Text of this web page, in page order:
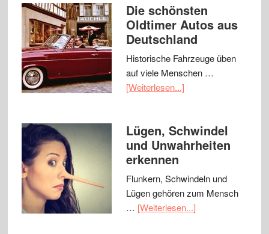
Die schönsten
Oldtimer Autos aus
Deutschland
Historische Fahrzeuge üben
auf viele Menschen …
[Weiterlesen...]
Lügen, Schwindel
und Unwahrheiten
erkennen
Flunkern, Schwindeln und
Lügen gehören zum Mensch
… [Weiterlesen...]